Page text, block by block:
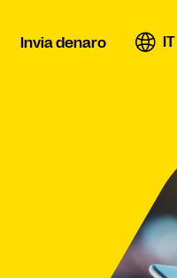
Invia denaro IT